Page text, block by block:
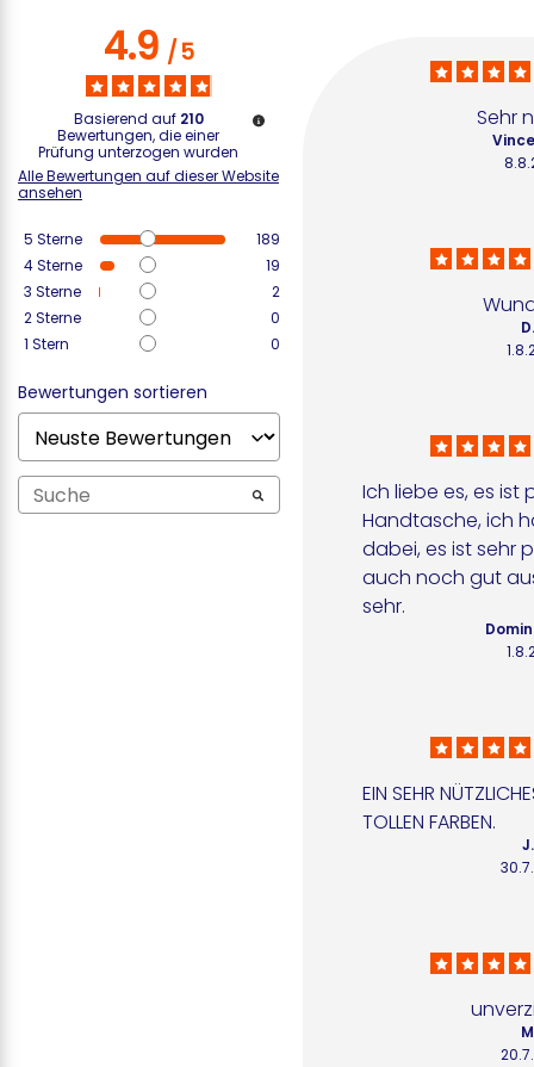
4.9/5
Basierend auf 210
Bewertungen, die einer
Prüfung unterzogen wurden
Alle Bewertungen auf dieser Website
ansehen
5 Sterne
189
4Sterne
19
3 Sterne
2
2Sterne
0
1 Stern 0
Bewertungen sortieren
Sehr
Ich liebe es, es ist
Handtasche, ich
dabei, es ist sehr
auch noch gut
sehr.
EIN SEHR
TOLLEN FARBEN.